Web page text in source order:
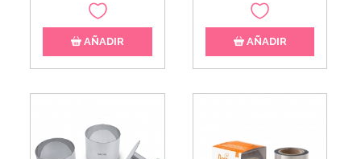
AÑADIR AÑADIR